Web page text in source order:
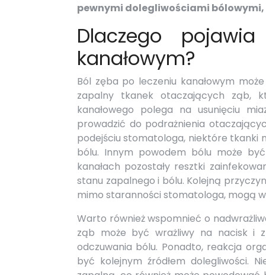
pewnymi dolegliwościami
Dlaczego
kanałowym?
Ból zęba po leczeniu kanałowym
zapalny tkanek otaczających ząb,
kanałowego polega na usunięciu
prowadzić do podrażnienia
podejściu stomatologa, niektóre tkanki
bólu. Innym powodem bólu może być
kanałach pozostały resztki
stanu zapalnego i bólu. Kolejną
mimo staranności stomatologa, mogą
Warto również wspomnieć o
ząb może być wrażliwy na nacisk i
odczuwania bólu. Ponadto, reakcja
być kolejnym źródłem dolegliwości.